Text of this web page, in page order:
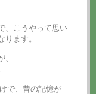
、こうやって思い
ます。
で、昔の記憶が